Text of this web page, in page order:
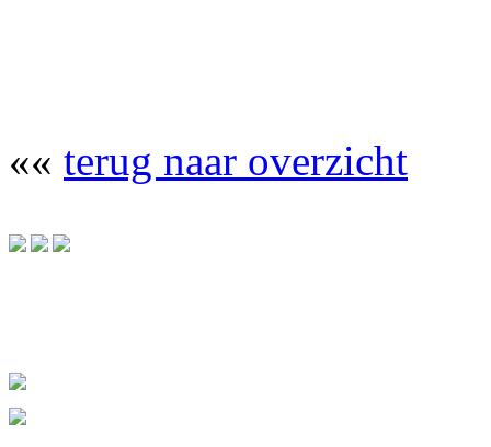
«« terug naar overzicht